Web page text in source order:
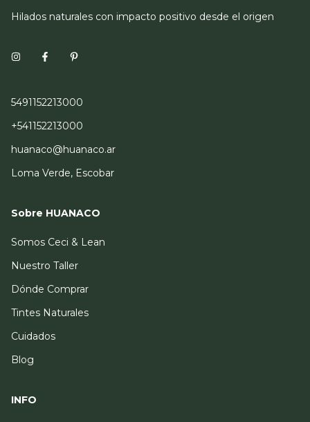
Hilados naturales con impacto positivo desde el origen
5491152213000
+541152213000
huanaco@huanaco.ar
Loma Verde, Escobar
Sobre HUANACO
Somos Ceci & Lean
Nuestro Taller
Dónde Comprar
Tintes Naturales
Cuidados
Blog
INFO